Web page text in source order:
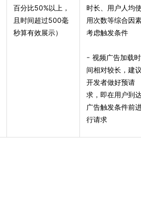
百分比50%以上，
且时间超过500毫
秒算有效展示）
时长、用户人均使
用次数等综合因
考虑触发条件
- 视频广告加载时
间相对较长，建议
开发者做好预请
求，即在用户到
广告触发条件前
行请求